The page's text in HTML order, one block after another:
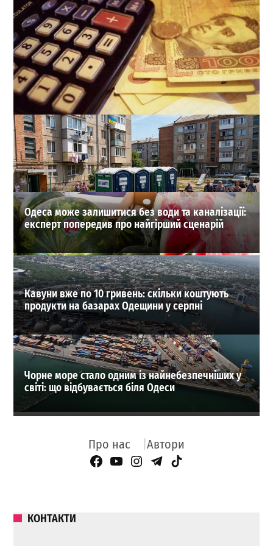
Роки роботи в Європі можуть зарахувати до пенсії: що
потрібно зробити одеситам
0
03-08-2026 в 20:23
ВИБІР РЕДАКЦІЇ
Одеса може залишитися без води та каналізації:
експерт попередив про найгірший сценарій
Кавуни вже по 10 гривень: скільки коштують
продукти на базарах Одещини у серпні
Чорне море стало одним із найнебезпечніших у
світі: що відбувається біля Одеси
Про нас Автори
Facebook Page
YouTube
Instagram
Telegram
TikTok
КОНТАКТИ